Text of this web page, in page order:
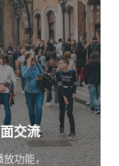
交流
放功能，